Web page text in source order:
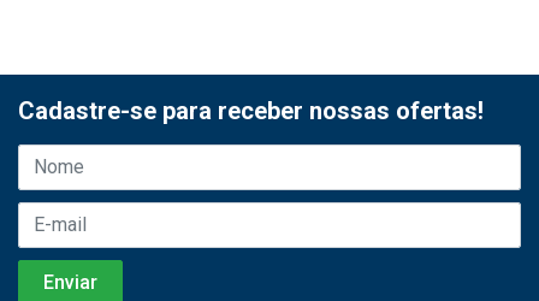
Cadastre-se para receber nossas ofertas!